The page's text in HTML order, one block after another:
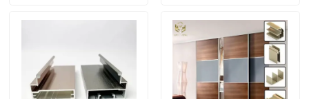
Visite d'usine
Contrôle de la qualité